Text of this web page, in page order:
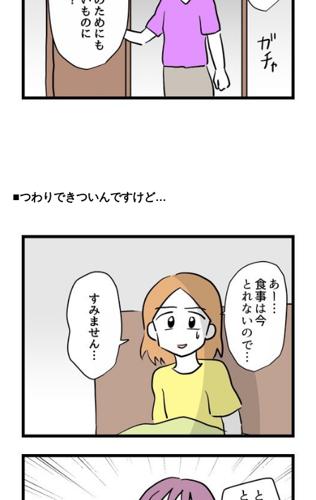
■つわりできついんですけど…